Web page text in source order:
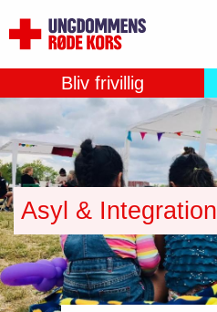
til
hovedindhold
Bliv frivillig
Asyl & Integration